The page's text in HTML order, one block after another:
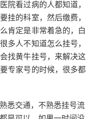
院看过病的人都知道，
挂的科室，然后缴费，
肯定是非常着急的，白
多人不知道怎么挂号，
找黄牛挂号，来解决这
专家号的时候，很多都
悉交通，不熟悉挂号流